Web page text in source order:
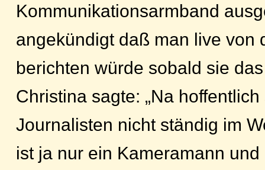
Kommunikationsarmband
angekündigt daß man live von
berichten würde sobald sie
Christina sagte: „Na
Journalisten nicht ständig im
ist ja nur ein Kameramann und